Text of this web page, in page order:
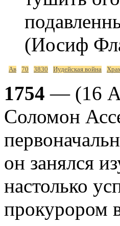
(Иосиф
Ав 70 3830 Иудейская война
1754 — (16
Соломон
он занялся
настолько
прокурором